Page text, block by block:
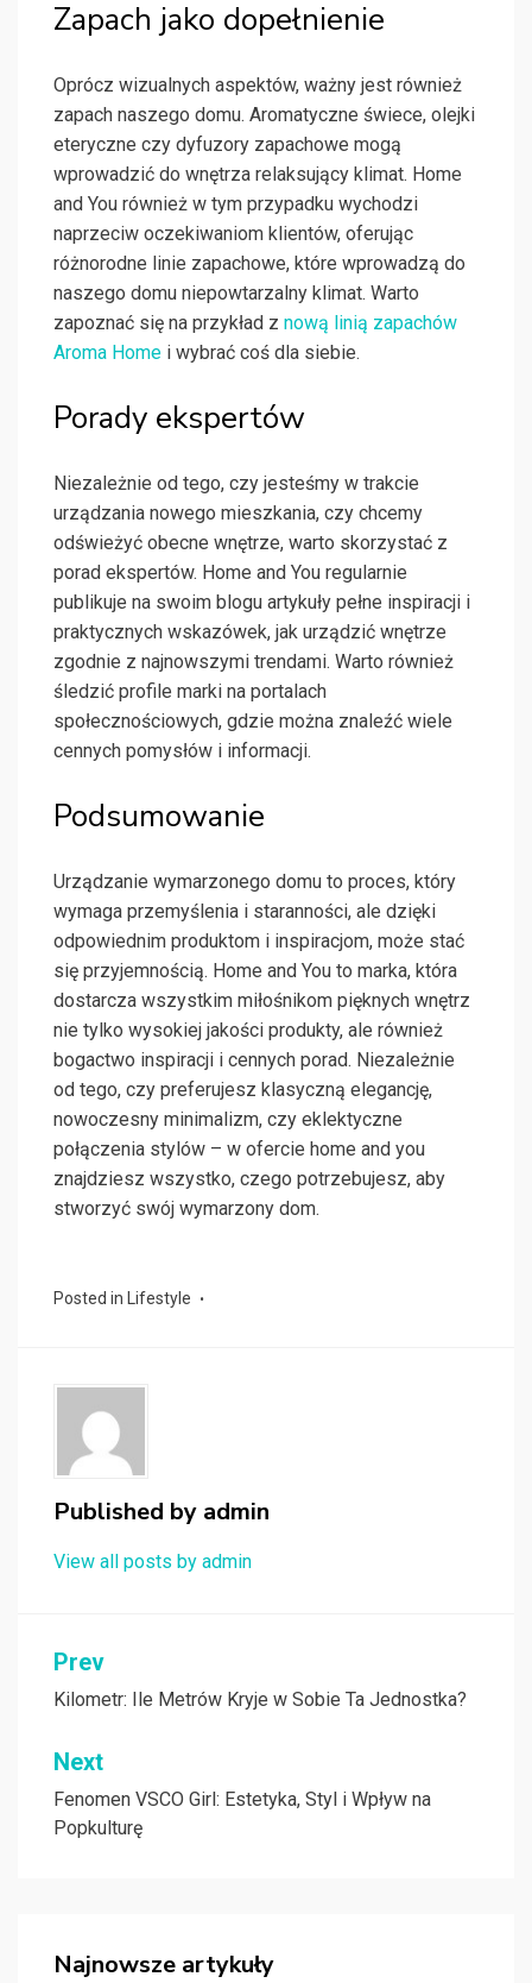
Zapach jako dopełnienie
Oprócz wizualnych aspektów, ważny jest również
zapach naszego domu. Aromatyczne świece, olejki
eteryczne czy dyfuzory zapachowe mogą
wprowadzić do wnętrza relaksujący klimat. Home
and You również w tym przypadku wychodzi
naprzeciw oczekiwaniom klientów, oferując
różnorodne linie zapachowe, które wprowadzą do
naszego domu niepowtarzalny klimat. Warto
zapoznać się na przykład z nową linią zapachów
Aroma Home i wybrać coś dla siebie.
Porady ekspertów
Niezależnie od tego, czy jesteśmy w trakcie
urządzania nowego mieszkania, czy chcemy
odświeżyć obecne wnętrze, warto skorzystać z
porad ekspertów. Home and You regularnie
publikuje na swoim blogu artykuły pełne inspiracji i
praktycznych wskazówek, jak urządzić wnętrze
zgodnie z najnowszymi trendami. Warto również
śledzić profile marki na portalach
społecznościowych, gdzie można znaleźć wiele
cennych pomysłów i informacji.
Podsumowanie
Urządzanie wymarzonego domu to proces, który
wymaga przemyślenia i staranności, ale dzięki
odpowiednim produktom i inspiracjom, może stać
się przyjemnością. Home and You to marka, która
dostarcza wszystkim miłośnikom pięknych wnętrz
nie tylko wysokiej jakości produkty, ale również
bogactwo inspiracji i cennych porad. Niezależnie
od tego, czy preferujesz klasyczną elegancję,
nowoczesny minimalizm, czy eklektyczne
połączenia stylów – w ofercie home and you
znajdziesz wszystko, czego potrzebujesz, aby
stworzyć swój wymarzony dom.
Posted in Lifestyle
Published by admin
View all posts by admin
Nawigacja
wpisu
Prev
Kilometr: Ile Metrów Kryje w Sobie Ta Jednostka?
Next
Fenomen VSCO Girl: Estetyka, Styl i Wpływ na
Popkulturę
Najnowsze artykuły